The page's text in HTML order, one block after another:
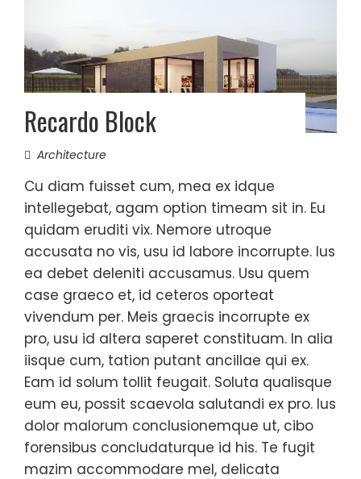
Recardo Block
Architecture
Cu diam fuisset cum, mea ex idque
intellegebat, agam option timeam sit in. Eu
quidam eruditi vix. Nemore utroque
accusata no vis, usu id labore incorrupte. Ius
ea debet deleniti accusamus. Usu quem
case graeco et, id ceteros oporteat
vivendum per. Meis graecis incorrupte ex
pro, usu id altera saperet constituam. In alia
iisque cum, tation putant ancillae qui ex.
Eam id solum tollit feugait. Soluta qualisque
eum eu, possit scaevola salutandi ex pro. Ius
dolor malorum conclusionemque ut, cibo
forensibus concludaturque id his. Te fugit
mazim accommodare mel, delicata